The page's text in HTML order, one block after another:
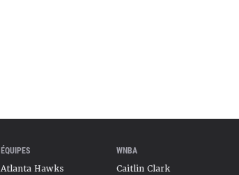
ÉQUIPES
Atlanta Hawks
WNBA
Caitlin Clark